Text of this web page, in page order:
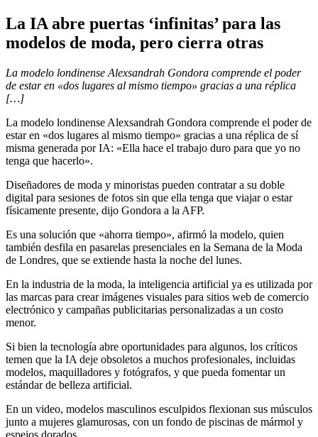
La IA abre puertas ‘infinitas’ para las
modelos de moda, pero cierra otras
La modelo londinense Alexsandrah Gondora comprende el poder
de estar en «dos lugares al mismo tiempo» gracias a una réplica
[…]
La modelo londinense Alexsandrah Gondora comprende el poder de
estar en «dos lugares al mismo tiempo» gracias a una réplica de sí
misma generada por IA: «Ella hace el trabajo duro para que yo no
tenga que hacerlo».
Diseñadores de moda y minoristas pueden contratar a su doble
digital para sesiones de fotos sin que ella tenga que viajar o estar
físicamente presente, dijo Gondora a la AFP.
Es una solución que «ahorra tiempo», afirmó la modelo, quien
también desfila en pasarelas presenciales en la Semana de la Moda
de Londres, que se extiende hasta la noche del lunes.
En la industria de la moda, la inteligencia artificial ya es utilizada por
las marcas para crear imágenes visuales para sitios web de comercio
electrónico y campañas publicitarias personalizadas a un costo
menor.
Si bien la tecnología abre oportunidades para algunos, los críticos
temen que la IA deje obsoletos a muchos profesionales, incluidas
modelos, maquilladores y fotógrafos, y que pueda fomentar un
estándar de belleza artificial.
En un video, modelos masculinos esculpidos flexionan sus músculos
junto a mujeres glamurosas, con un fondo de piscinas de mármol y
espejos dorados.